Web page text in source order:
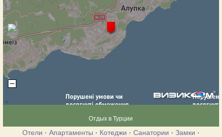
Отдых в Турции
Отели · Апартаменты · Котеджи · Санатории · Замки ·